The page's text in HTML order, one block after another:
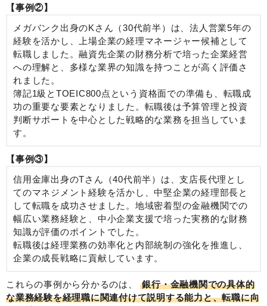
【事例②】
メガバンク出身のKさん（30代前半）は、法人営業5年の
経験を活かし、上場企業の経理マネージャー候補として
転職しました。融資先企業の財務分析で培った企業経営
への理解と、多様な業界の知識を持つことが高く評価さ
れました。
簿記1級とTOEIC800点という資格面での準備も、転職成
功の重要な要素となりました。転職後は予算管理と投資
判断サポートを中心とした戦略的な業務を担当していま
す。
【事例③】
信用金庫出身のTさん（40代前半）は、支店長代理とし
てのマネジメント経験を活かし、中堅企業の経理部長と
して転職を成功させました。地域密着型の金融機関での
幅広い業務経験と、中小企業支援で培った実務的な財務
知識が評価のポイントでした。
転職後は経理業務の効率化と内部統制の強化を推進し、
企業の成長戦略に貢献しています。
これらの事例から分かるのは、銀行・金融機関での具体的
な業務経験を経理職に関連付けて説明する能力と、転職に向